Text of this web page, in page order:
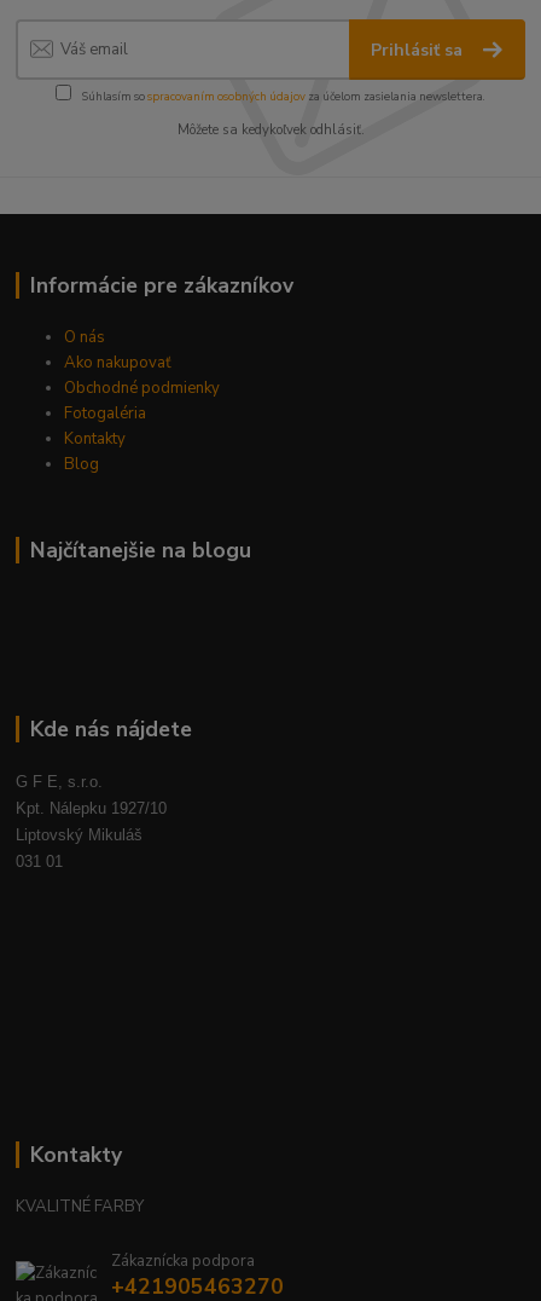
Prihlásiť sa
Súhlasím sospracovaním osobných údajov za účelom zasielania newslettera.
Môžete sa kedykoľvek odhlásiť.
Informácie pre zákazníkov
O nás
Ako nakupovať
Obchodné podmienky
Fotogaléria
Kontakty
Blog
Najčítanejšie na blogu
Kde nás nájdete
G F E, s.r.o.
Kpt. Nálepku 1927/10
Liptovský Mikuláš
031 01
Kontakty
KVALITNÉ FARBY
Zákaznícka podpora
+421905463270